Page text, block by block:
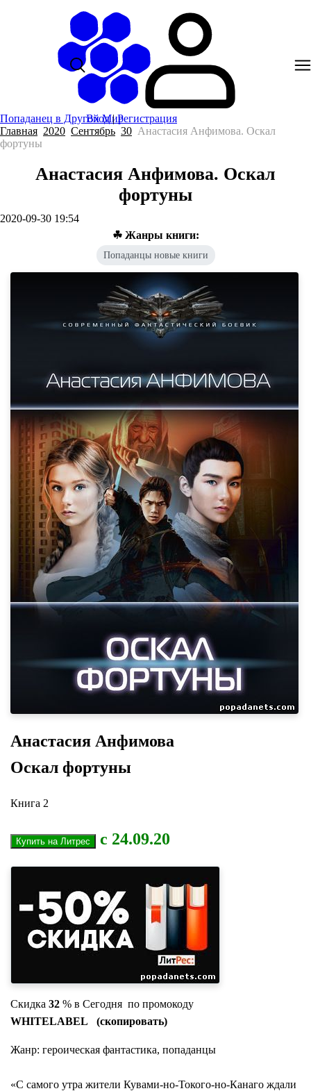
Попаданец в Другой Мир
Вход|Регистрация
Главная 2020 Сентябрь 30 Анастасия Анфимова. Оскал
фортуны
Анастасия Анфимова. Оскал
фортуны
2020-09-30 19:54
☘ Жанры книги:
Попаданцы новые книги
Анастасия Анфимова
Оскал фортуны
Книга 2
с 24.09.20
Скидка 32 % в Сегодня по промокоду
WHITELABEL (скопировать)
Жанр: героическая фантастика, попаданцы
«С самого утра жители Кувами-но-Токого-но-Канаго ждали